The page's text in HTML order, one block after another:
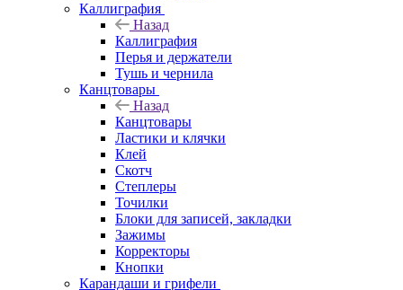
Каллиграфия
Назад
Каллиграфия
Перья и держатели
Тушь и чернила
Канцтовары
Назад
Канцтовары
Ластики и клячки
Клей
Скотч
Степлеры
Точилки
Блоки для записей, закладки
Зажимы
Корректоры
Кнопки
Карандаши и грифели